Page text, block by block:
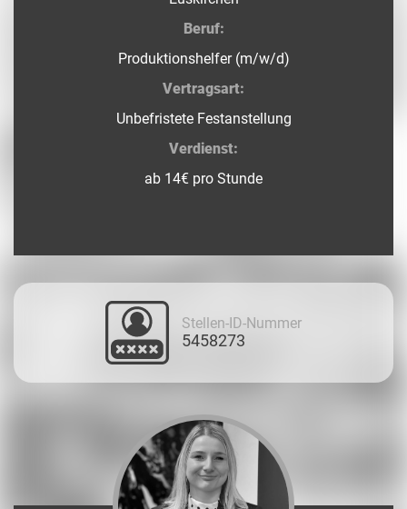
Beruf:
Produktionshelfer (m/w/d)
Vertragsart:
Unbefristete Festanstellung
Verdienst:
ab 14€ pro Stunde
Stellen-ID-Nummer
5458273